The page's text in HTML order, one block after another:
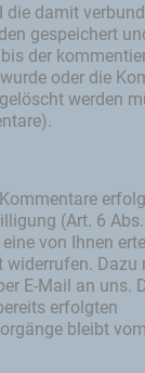
die damit
gespeichert
der
oder die
werden
(Art. 6
von Ihnen
widerrufen. Dazu
E-Mail an uns.
erfolgten
bleibt